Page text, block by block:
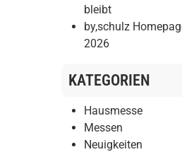
bleibt
by,schulz
2026
KATEGORIEN
Hausmesse
Messen
Neuigkeiten